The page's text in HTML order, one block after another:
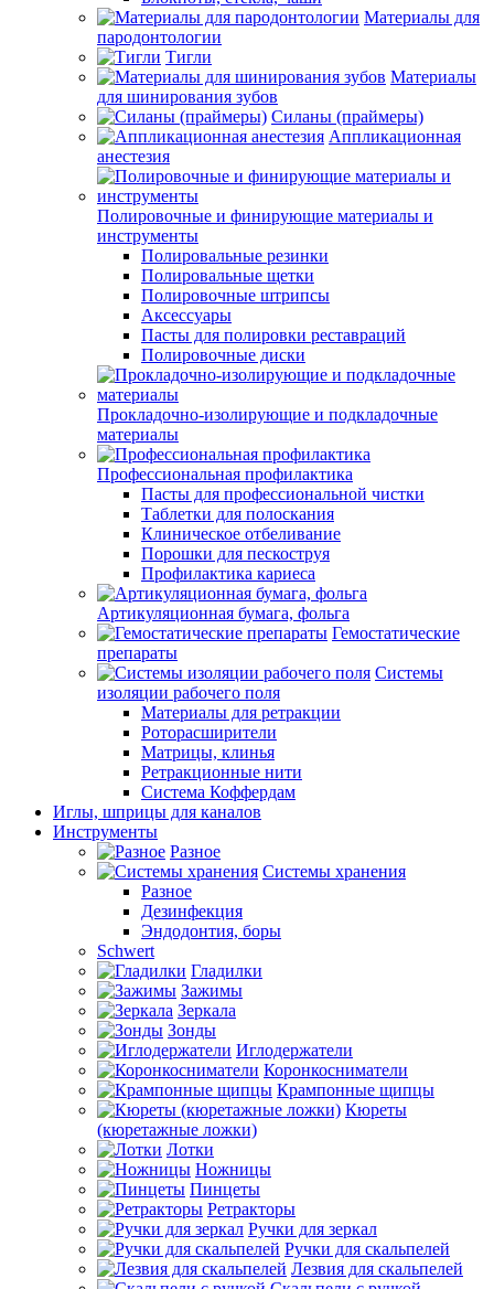
Материалы для
пародонтологии
Тигли
Материалы
для шинирования зубов
Силаны (праймеры)
Аппликационная
анестезия
Полировочные и финирующие материалы и
инструменты
Полировальные резинки
Полировальные щетки
Полировочные штрипсы
Аксессуары
Пасты для полировки реставраций
Полировочные диски
Прокладочно-изолирующие и подкладочные
материалы
Профессиональная профилактика
Пасты для профессиональной чистки
Таблетки для полоскания
Клиническое отбеливание
Порошки для пескоструя
Профилактика кариеса
Артикуляционная бумага, фольга
Гемостатические
препараты
Системы
изоляции рабочего поля
Материалы для ретракции
Роторасширители
Матрицы, клинья
Ретракционные нити
Система Коффердам
Иглы, шприцы для каналов
Инструменты
Разное
Системы хранения
Разное
Дезинфекция
Эндодонтия, боры
Schwert
Гладилки
Зажимы
Зеркала
Зонды
Иглодержатели
Коронкосниматели
Крампонные щипцы
Кюреты
(кюретажные ложки)
Лотки
Ножницы
Пинцеты
Ретракторы
Ручки для зеркал
Ручки для скальпелей
Лезвия для скальпелей